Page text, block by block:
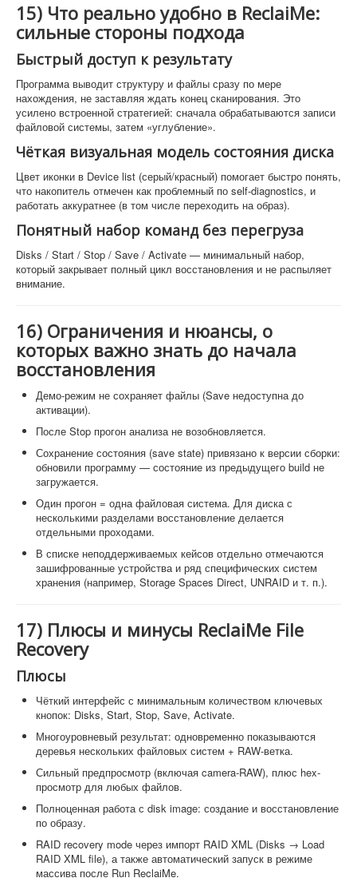
15) Что реально удобно в ReclaiMe:
сильные стороны подхода
Быстрый доступ к результату
Программа выводит структуру и файлы сразу по мере
нахождения, не заставляя ждать конец сканирования. Это
усилено встроенной стратегией: сначала обрабатываются записи
файловой системы, затем «углубление».
Чёткая визуальная модель состояния диска
Цвет иконки в Device list (серый/красный) помогает быстро понять,
что накопитель отмечен как проблемный по self-diagnostics, и
работать аккуратнее (в том числе переходить на образ).
Понятный набор команд без перегруза
Disks / Start / Stop / Save / Activate — минимальный набор,
который закрывает полный цикл восстановления и не распыляет
внимание.
16) Ограничения и нюансы, о
которых важно знать до начала
восстановления
Демо-режим не сохраняет файлы (Save недоступна до
активации).
После Stop прогон анализа не возобновляется.
Сохранение состояния (save state) привязано к версии сборки:
обновили программу — состояние из предыдущего build не
загружается.
Один прогон = одна файловая система. Для диска с
несколькими разделами восстановление делается
отдельными проходами.
В списке неподдерживаемых кейсов отдельно отмечаются
зашифрованные устройства и ряд специфических систем
хранения (например, Storage Spaces Direct, UNRAID и т. п.).
17) Плюсы и минусы ReclaiMe File
Recovery
Плюсы
Чёткий интерфейс с минимальным количеством ключевых
кнопок: Disks, Start, Stop, Save, Activate.
Многоуровневый результат: одновременно показываются
деревья нескольких файловых систем + RAW-ветка.
Сильный предпросмотр (включая camera-RAW), плюс hex-
просмотр для любых файлов.
Полноценная работа с disk image: создание и восстановление
по образу.
RAID recovery mode через импорт RAID XML (Disks → Load
RAID XML file), а также автоматический запуск в режиме
массива после Run ReclaiMe.